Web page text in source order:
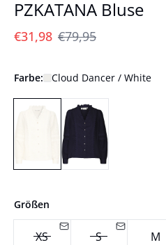
PZKATANA Bluse
€31,98 €79,95
Farbe: Cloud Dancer / White
Größen
XS S M